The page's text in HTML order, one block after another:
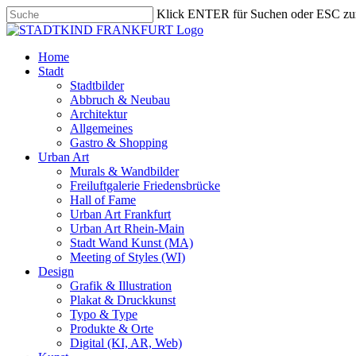
Skip
to
content
Klick ENTER für Suchen oder ESC
Close
search
Menu
Home
Stadt
Stadtbilder
Abbruch & Neubau
Architektur
Allgemeines
Gastro & Shopping
Urban Art
Murals & Wandbilder
Freiluftgalerie Friedensbrücke
Hall of Fame
Urban Art Frankfurt
Urban Art Rhein-Main
Stadt Wand Kunst (MA)
Meeting of Styles (WI)
Design
Grafik & Illustration
Plakat & Druckkunst
Typo & Type
Produkte & Orte
Digital (KI, AR, Web)